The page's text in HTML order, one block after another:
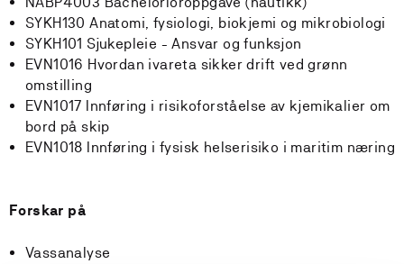
SYKH130 Anatomi, fysiologi, biokjemi og mikrobiologi
SYKH101 Sjukepleie - Ansvar og funksjon
EVN1016 Hvordan ivareta sikker drift ved grønn
omstilling
EVN1017 Innføring i risikoforståelse av kjemikalier om
bord på skip
EVN1018 Innføring i fysisk helserisiko i maritim næring
Forskar på
Vassanalyse